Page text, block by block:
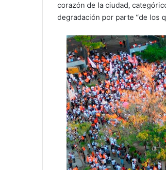
corazón de la ciudad,
degradación por parte “de los